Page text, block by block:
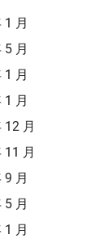
1 月
5 月
1 月
1 月
12 月
11 月
9 月
5 月
1 月